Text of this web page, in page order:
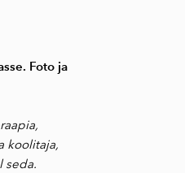
Foto ja
koolitaja,
seda.